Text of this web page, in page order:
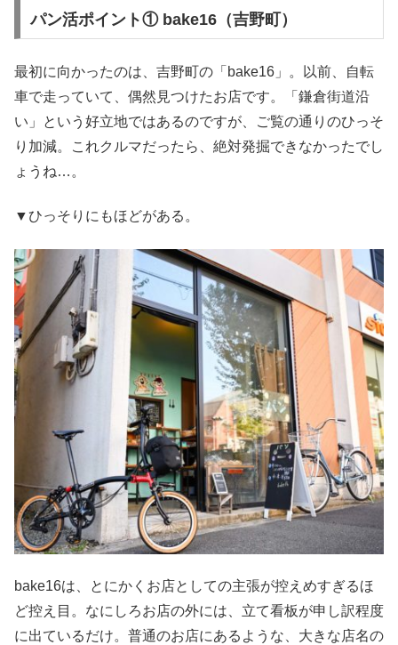
パン活ポイント① bake16（吉野町）
最初に向かったのは、吉野町の「bake16」。以前、自転
車で走っていて、偶然見つけたお店です。「鎌倉街道沿
い」という好立地ではあるのですが、ご覧の通りのひっそ
り加減。これクルマだったら、絶対発掘できなかったでし
ょうね…。
▼ひっそりにもほどがある。
bake16は、とにかくお店としての主張が控えめすぎるほ
ど控え目。なにしろお店の外には、立て看板が申し訳程度
に出ているだけ。普通のお店にあるような、大きな店名の